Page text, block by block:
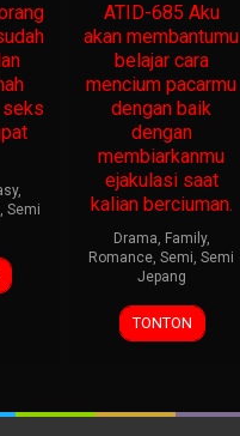
seks
,
, Semi
ATID-685 Aku
akan membantumu
belajar cara
mencium pacarmu
dengan baik
dengan
membiarkanmu
ejakulasi saat
kalian berciuman.
Drama, Family,
Romance, Semi, Semi
Jepang
TONTON